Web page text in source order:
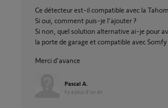
Ce détecteur est-il compatible avec la
Si oui, comment puis-je l'ajouter ?
Si non, quel solution alternative ai-je pour
la porte de garage et compatible avec Somfy
Merci d'avance
Pascal A.
il y a plus d'un an